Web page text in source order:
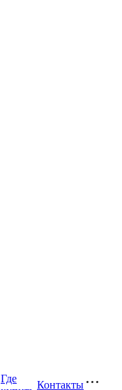
Где
Контакты